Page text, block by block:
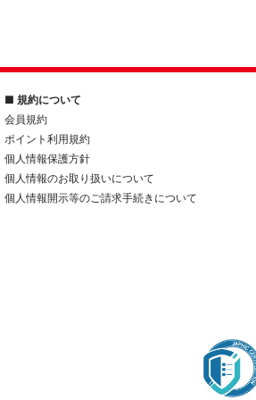
■ 規約について
会員規約
ポイント利用規約
個人情報保護方針
個人情報のお取り扱いについて
個人情報開示等のご請求手続きについて